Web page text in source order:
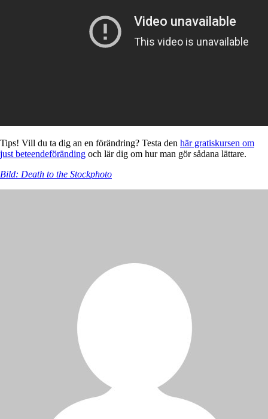
Tips! Vill du ta dig an en förändring? Testa den här gratiskursen om
just beteendeföränding och lär dig om hur man gör sådana lättare.
Bild: Death to the Stockphoto